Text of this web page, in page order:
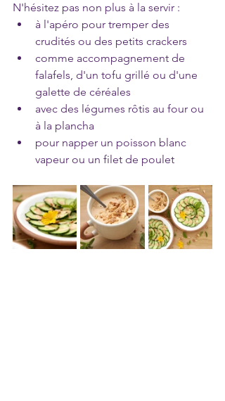
N'hésitez pas non plus à la servir :
à l'apéro pour tremper des
crudités ou des petits crackers
comme accompagnement de
falafels, d'un tofu grillé ou d'une
galette de céréales
avec des légumes rôtis au four ou
à la plancha
pour napper un poisson blanc
vapeur ou un filet de poulet